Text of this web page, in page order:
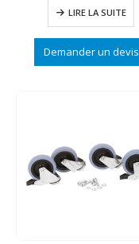
LIRE LA SUITE
Demander un devis